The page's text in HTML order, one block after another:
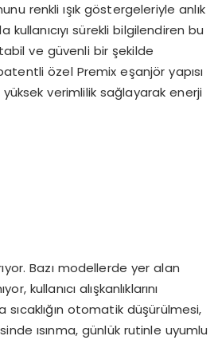
renkli ışık göstergeleriyle anlık
kullanıcıyı sürekli bilgilendiren bu
ve güvenli bir şekilde
özel Premix eşanjör yapısı
verimlilik sağlayarak enerji
Bazı modellerde yer alan
kullanıcı alışkanlıklarını
otomatik düşürülmesi,
ısınma, günlük rutinle uyumlu